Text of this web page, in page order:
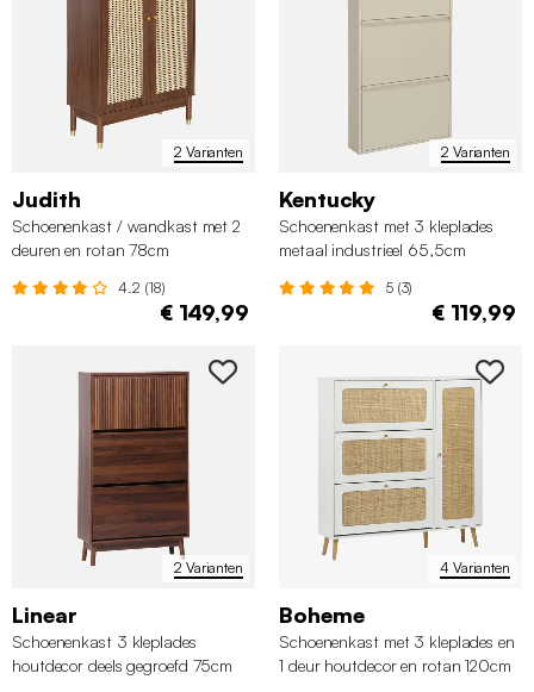
2 Varianten
Judith
Schoenenkast / wandkast met 2
deuren en rotan 78cm
4.2 (18)
€ 149,99
2 Varianten
Kentucky
Schoenenkast met 3 kleplades
metaal industrieel 65,5cm
5 (3)
€ 119,99
2 Varianten
Linear
Schoenenkast 3 kleplades
houtdecor deels gegroefd 75cm
4 Varianten
Boheme
Schoenenkast met 3 kleplades en
1 deur houtdecor en rotan 120cm